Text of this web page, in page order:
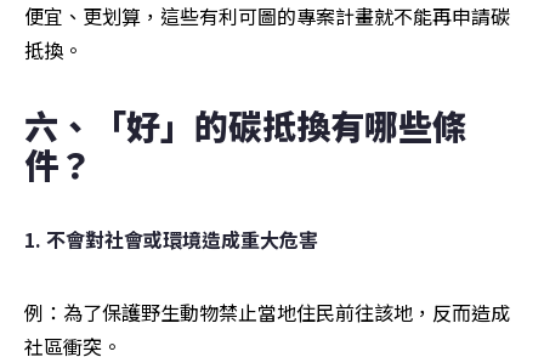
便宜、更划算，這些有利可圖的專案計畫就不能再申請碳
抵換。
六、「好」的碳抵換有哪些條
件？
1. 不會對社會或環境造成重大危害
例：為了保護野生動物禁止當地住民前往該地，反而造成
社區衝突。